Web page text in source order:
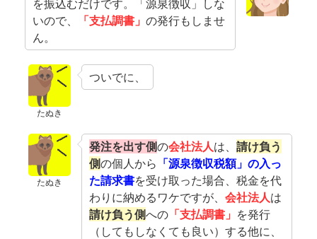
を振込むだけです。「源泉徴収」しな
いので、
「支払調書」 の発行もしませ
ん。
たぬき
ついでに、
たぬき
発注を出す側の会社法人は、 請け負う
側の個人から 「源泉徴収税額」の入っ
た請求書を受け取った場合、税金を代
わりに納めるワケですが、 会社法人は
請け負う側への 「支払調書」 を発行
（してもしなくても良い）する他に、